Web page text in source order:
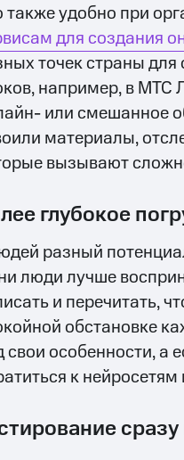
также удобно при
для создания
точек страны
например, в МТС
или смешанное
материалы,
вызывают
глубокое
разный
люди лучше
и перечитать,
обстановке
свои особенности, а
к нейросетям